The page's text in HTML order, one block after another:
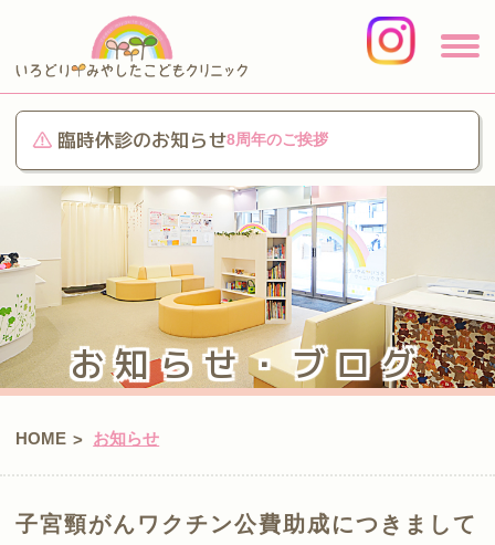
臨時休診のお知らせ8周年のご挨拶
お知らせ・ブログ
HOME > お知らせ
子宮頸がんワクチン公費助成につきまして